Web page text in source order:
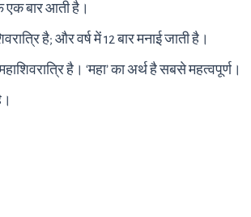
एक बार आती है।
है; और वर्ष में 12 बार मनाई जाती है।
है। ‘महा’ का अर्थ है सबसे महत्वपूर्ण।